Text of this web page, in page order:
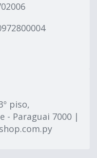
piso,
- Paraguai 7000 |